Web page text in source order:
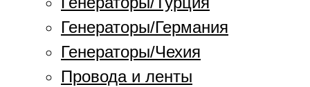
Генераторы/Германия
Генераторы/Чехия
Провода и ленты